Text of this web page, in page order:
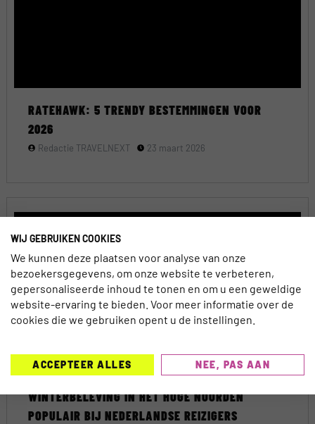
RATEHAWK: 5 TRENDY BESTEMMINGEN VOOR
2026
Redactie TRAVELNEXT 23 maart 2026
TRENDS
WINTERBELEVING IN HET HOGE NOORDEN
POPULAIR BIJ NEDERLANDSE REIZIGERS
WIJ GEBRUIKEN COOKIES
We kunnen deze plaatsen voor analyse van onze
bezoekersgegevens, om onze website te verbeteren,
gepersonaliseerde inhoud te tonen en om u een geweldige
website-ervaring te bieden. Voor meer informatie over de
cookies die we gebruiken opent u de instellingen.
ACCEPTEER ALLES NEE, PAS AAN